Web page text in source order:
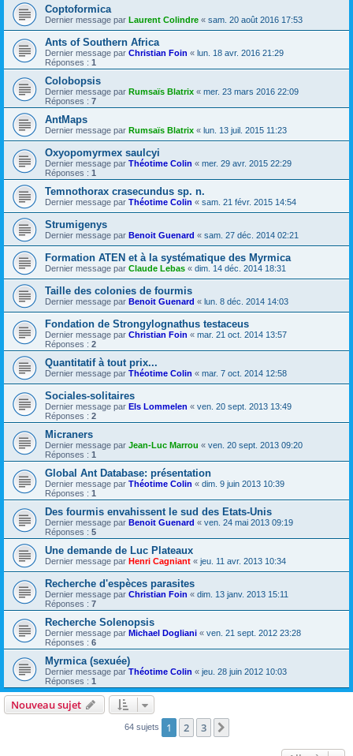
Coptoformica
Dernier message par Laurent Colindre « sam. 20 août 2016 17:53
Ants of Southern Africa
Dernier message par Christian Foin « lun. 18 avr. 2016 21:29
Réponses : 1
Colobopsis
Dernier message par Rumsaïs Blatrix « mer. 23 mars 2016 22:09
Réponses : 7
AntMaps
Dernier message par Rumsaïs Blatrix « lun. 13 juil. 2015 11:23
Oxyopomyrmex saulcyi
Dernier message par Théotime Colin « mer. 29 avr. 2015 22:29
Réponses : 1
Temnothorax crasecundus sp. n.
Dernier message par Théotime Colin « sam. 21 févr. 2015 14:54
Strumigenys
Dernier message par Benoit Guenard « sam. 27 déc. 2014 02:21
Formation ATEN et à la systématique des Myrmica
Dernier message par Claude Lebas « dim. 14 déc. 2014 18:31
Taille des colonies de fourmis
Dernier message par Benoit Guenard « lun. 8 déc. 2014 14:03
Fondation de Strongylognathus testaceus
Dernier message par Christian Foin « mar. 21 oct. 2014 13:57
Réponses : 2
Quantitatif à tout prix...
Dernier message par Théotime Colin « mar. 7 oct. 2014 12:58
Sociales-solitaires
Dernier message par Els Lommelen « ven. 20 sept. 2013 13:49
Réponses : 2
Micraners
Dernier message par Jean-Luc Marrou « ven. 20 sept. 2013 09:20
Réponses : 1
Global Ant Database: présentation
Dernier message par Théotime Colin « dim. 9 juin 2013 10:39
Réponses : 1
Des fourmis envahissent le sud des Etats-Unis
Dernier message par Benoit Guenard « ven. 24 mai 2013 09:19
Réponses : 5
Une demande de Luc Plateaux
Dernier message par Henri Cagniant « jeu. 11 avr. 2013 10:34
Recherche d'espèces parasites
Dernier message par Christian Foin « dim. 13 janv. 2013 15:11
Réponses : 7
Recherche Solenopsis
Dernier message par Michael Dogliani « ven. 21 sept. 2012 23:28
Réponses : 6
Myrmica (sexuée)
Dernier message par Théotime Colin « jeu. 28 juin 2012 10:03
Réponses : 1
Nouveau sujet
64 sujets 1 2 3